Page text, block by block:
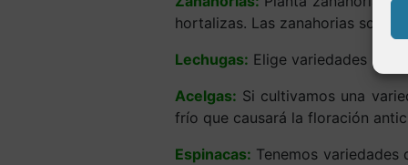
hortalizas. Las zanahorias
Lechugas: Elige variedades
Acelgas: Si cultivamos una
frío que causará la floración
Espinacas: Tenemos